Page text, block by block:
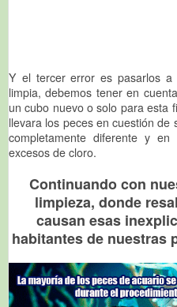
Y el tercer error es pasarlos a
limpia, debemos tener en
un cubo nuevo o solo para esta
llevara los peces en cuestión
completamente diferente y
excesos de cloro.
Continuando con
limpieza, donde
causan esas
habitantes de nuestras